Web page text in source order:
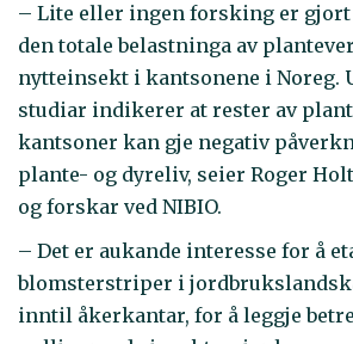
– Lite eller ingen forsking er gjort
den totale belastninga av
nytteinsekt i kantsonene i Noreg.
studiar indikerer at rester av
kantsoner kan gje negativ
plante- og dyreliv, seier Roger
og forskar ved NIBIO.
– Det er aukande interesse for å
blomsterstriper i
inntil åkerkantar, for å leggje